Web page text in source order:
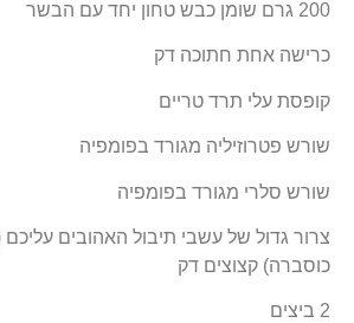
200 גרם שומן כבש טחון יחד עם הבשר
כרישה אחת חתוכה דק
קופסת עלי תרד טריים
שורש פטרוזיליה מגורד בפומפיה
שורש סלרי מגורד בפומפיה
צרור גדול של עשבי תיבול האהובים עליכם
כוסברה) קצוצים דק
2 ביצים